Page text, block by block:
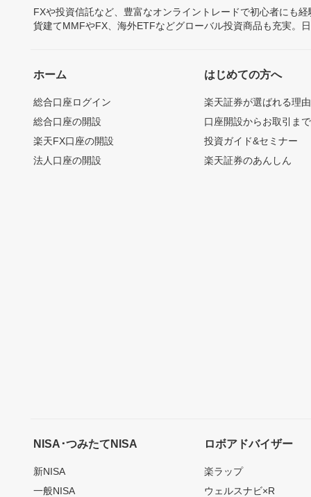
FXや投資信託など、豊富なオンライントレードで初心者にも
貨建てMMFやFX、海外ETFなどグローバル投資商品も充実。
ホーム
総合口座ログイン
総合口座の開設
楽天FX口座の開設
法人口座の開設
はじめての方へ
楽天証券が選ばれる理由
口座開設からお取引ま
投資ガイド&セミナー
楽天証券のあんしん
NISA･つみたてNISA
新NISA
一般NISA
ロボアドバイザー
楽ラップ
ウェルスナビ×R